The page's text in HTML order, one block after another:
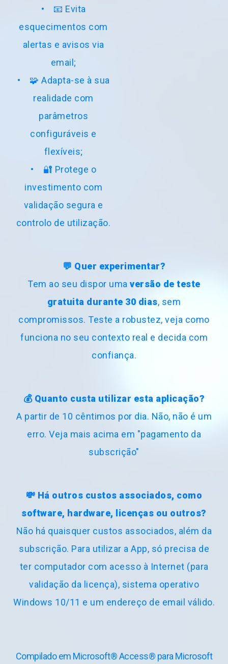
Quando não tiver efetuado o planeamento da
escala (desde que ative a opção de ser
Lembra ao escalador que determinado militar
Lembra ao escalador que a escala está por
planear
Quando um nova
download.
• 📧 Evita
esquecimentos com
alertas e avisos via
email;
• 🧩 Adapta-se à sua
realidade com
parâmetros
configuráveis e
flexíveis;
• 🔐 Protege o
investimento com
validação segura e
controlo de utilização.
💬 Quer experimentar?
Tem ao seu dispor umaversão de teste
gratuita durante 30 dias, sem
compromissos. Teste a robustez, veja como
funciona no seu contexto real e decida com
confiança.
💰 Quanto custa utilizar esta aplicação?
A partir de 10 cêntimos por dia. Não, não é um
erro. Veja mais acima em "pagamento da
subscrição"
💸 Há outros custos associados, como
software, hardware, licenças ou outros?
Não há quaisquer custos associados, além da
subscrição. Para utilizar a App, só precisa de
ter computador com acesso à Internet (para
validação da licença), sistema operativo
Windows 10/11 e um endereço de email válido.
Compilado em Microsoft® Access® para Microsoft